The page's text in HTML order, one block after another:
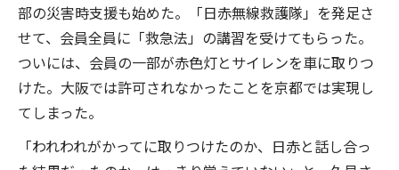
部の災害時支援も始めた。「日赤無線救護隊」を発足さ
せて、会員全員に「救急法」の講習を受けてもらった。
ついには、会員の一部が赤色灯とサイレンを車に取りつ
けた。大阪では許可されなかったことを京都では実現し
てしまった。
「われわれがかってに取りつけたのか、日赤と話し合っ